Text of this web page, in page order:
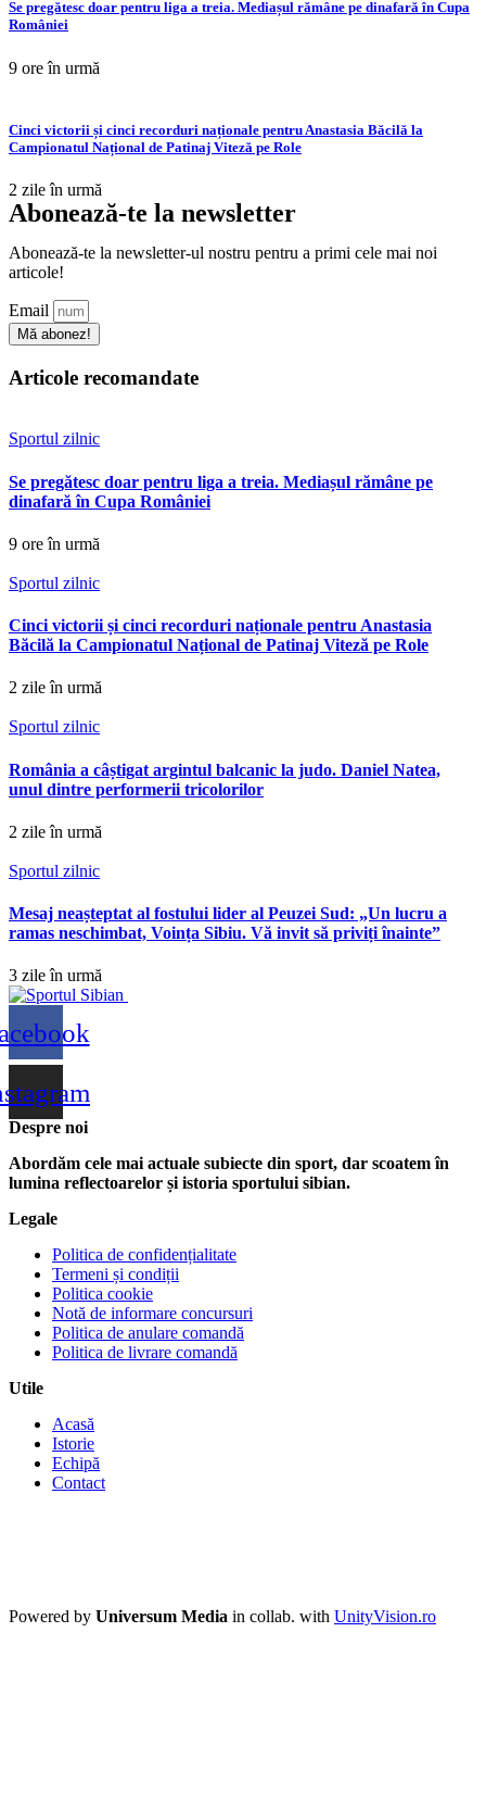
Se pregătesc doar pentru liga a treia. Mediașul rămâne pe dinafară în Cupa
României
9 ore în urmă
Cinci victorii și cinci recorduri naționale pentru Anastasia Băcilă la
Campionatul Național de Patinaj Viteză pe Role
2 zile în urmă
Abonează-te la newsletter
Abonează-te la newsletter-ul nostru pentru a primi cele mai noi
articole!
Email
Mă abonez!
Articole recomandate
Sportul zilnic
Se pregătesc doar pentru liga a treia. Mediașul rămâne pe
dinafară în Cupa României
9 ore în urmă
Sportul zilnic
Cinci victorii și cinci recorduri naționale pentru Anastasia
Băcilă la Campionatul Național de Patinaj Viteză pe Role
2 zile în urmă
Sportul zilnic
România a câștigat argintul balcanic la judo. Daniel Natea,
unul dintre performerii tricolorilor
2 zile în urmă
Sportul zilnic
Mesaj neașteptat al fostului lider al Peuzei Sud: „Un lucru a
ramas neschimbat, Voința Sibiu. Vă invit să priviți înainte”
3 zile în urmă
Despre noi
Abordăm cele mai actuale subiecte din sport, dar scoatem în
lumina reflectoarelor și istoria sportului sibian.
Legale
Politica de confidențialitate
Termeni și condiții
Politica cookie
Notă de informare concursuri
Politica de anulare comandă
Politica de livrare comandă
Utile
Acasă
Istorie
Echipă
Contact
Powered by Universum Media in collab. with UnityVision.ro